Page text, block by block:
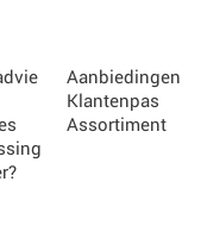
Aanbiedingen
Klantenpas
Assortiment